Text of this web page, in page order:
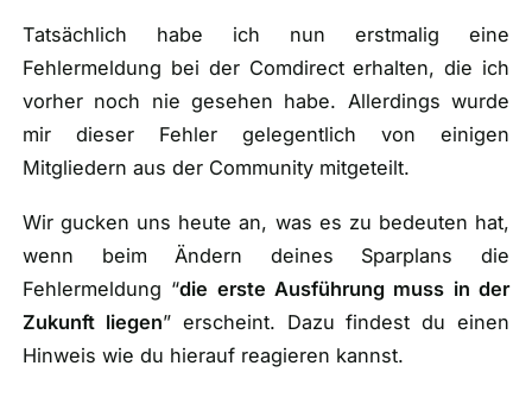
Tatsächlich habe ich nun erstmalig eine
Fehlermeldung bei der Comdirect erhalten, die ich
vorher noch nie gesehen habe. Allerdings wurde
mir dieser Fehler gelegentlich von einigen
Mitgliedern aus der Community mitgeteilt.
Wir gucken uns heute an, was es zu bedeuten hat,
wenn beim Ändern deines Sparplans die
Fehlermeldung “die erste Ausführung muss in der
Zukunft liegen” erscheint. Dazu findest du einen
Hinweis wie du hierauf reagieren kannst.